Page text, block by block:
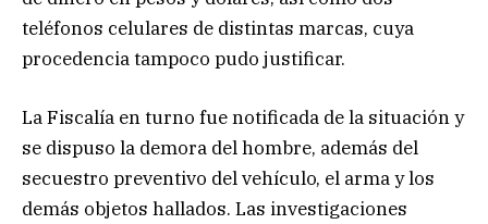
teléfonos celulares de distintas marcas, cuya
procedencia tampoco pudo justificar.
La Fiscalía en turno fue notificada de la situación y
se dispuso la demora del hombre, además del
secuestro preventivo del vehículo, el arma y los
demás objetos hallados. Las investigaciones